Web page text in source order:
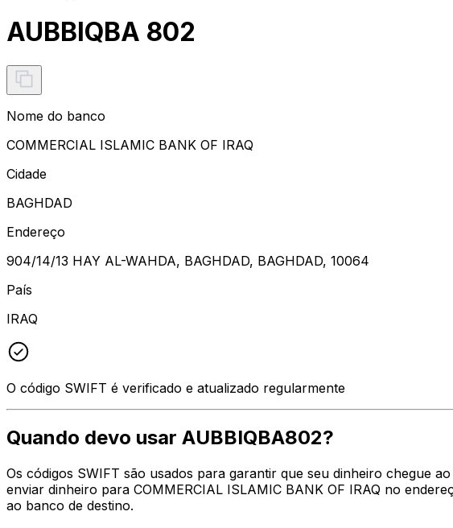
AUBBIQBA 802
Nome do banco
COMMERCIAL ISLAMIC BANK OF IRAQ
Cidade
BAGHDAD
Endereço
904/14/13 HAY AL-WAHDA, BAGHDAD, BAGHDAD, 10064
País
IRAQ
O código SWIFT é verificado e atualizado regularmente
Quando devo usar AUBBIQBA802?
Os códigos SWIFT são usados para garantir que seu dinheiro chegue
enviar dinheiro para COMMERCIAL ISLAMIC BANK OF IRAQ no
ao banco de destino.